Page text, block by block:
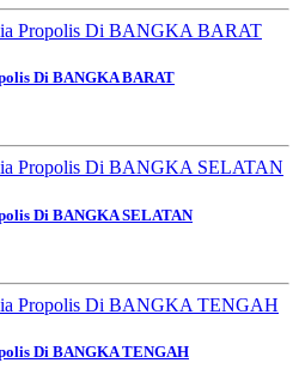
Di BANGKA BARAT
Di BANGKA SELATAN
Di BANGKA TENGAH